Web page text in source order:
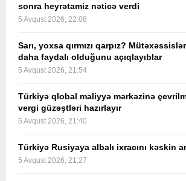
sonra heyrətamiz nəticə verdi
5 Avqust 2026, 22:08
Sarı, yoxsa qırmızı qarpız?
daha faydalı olduğunu açıqlayıblar
5 Avqust 2026, 21:54
Türkiyə qlobal maliyyə mərkəzinə
vergi güzəştləri hazırlayır
5 Avqust 2026, 21:40
Türkiyə Rusiyaya albalı ixracını kəskin
5 Avqust 2026, 21:27